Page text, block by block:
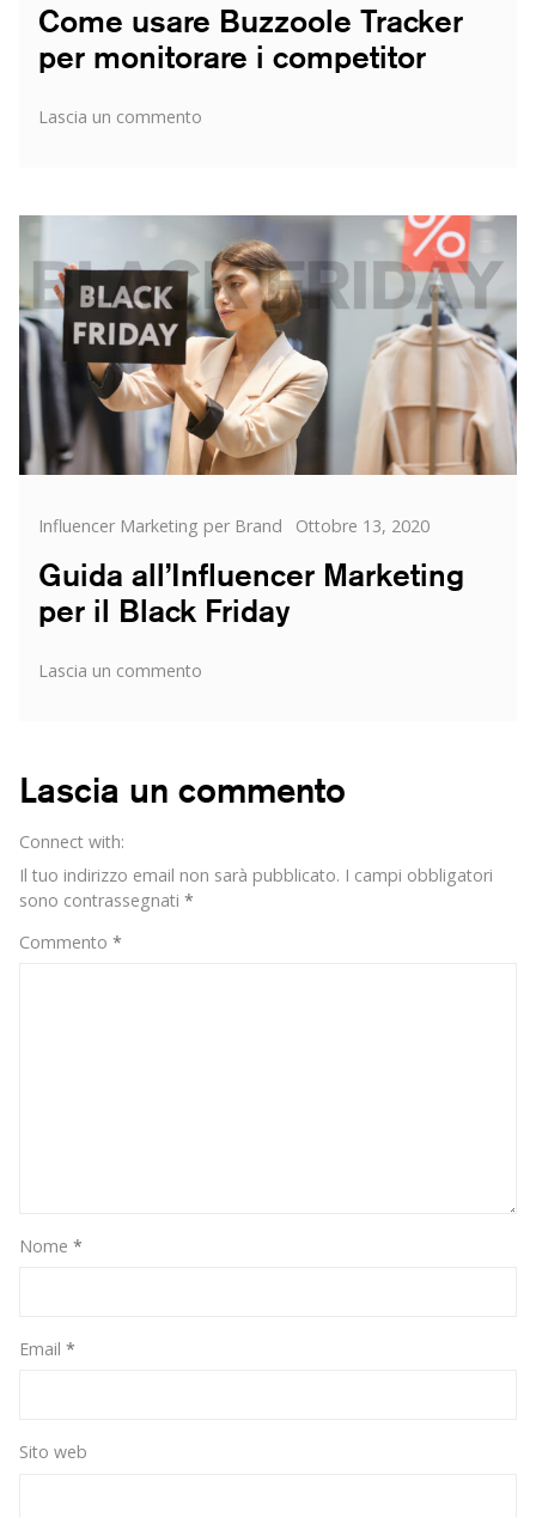
Come usare Buzzoole Tracker
per monitorare i competitor
Lascia un commento
Tracker
monitorare
competitor
Categorie
Influencer Marketing per Brand
Posted
Ottobre 13, 2020
Guida all’Influencer Marketing
per il Black Friday
Lascia un commento
il
Lascia un commento
Connect with:
Il tuo indirizzo email non sarà pubblicato. I campi obbligatori
sono contrassegnati *
Commento *
Nome *
Email *
Sito web